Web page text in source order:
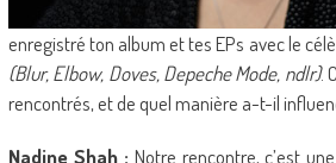
enregistré ton album et tes EPs avec le
(Blur, Elbow, Doves, Depeche Mode, ndlr).
rencontrés, et de quel manière a-t-il
Nadine Shah : Notre rencontre, c’est